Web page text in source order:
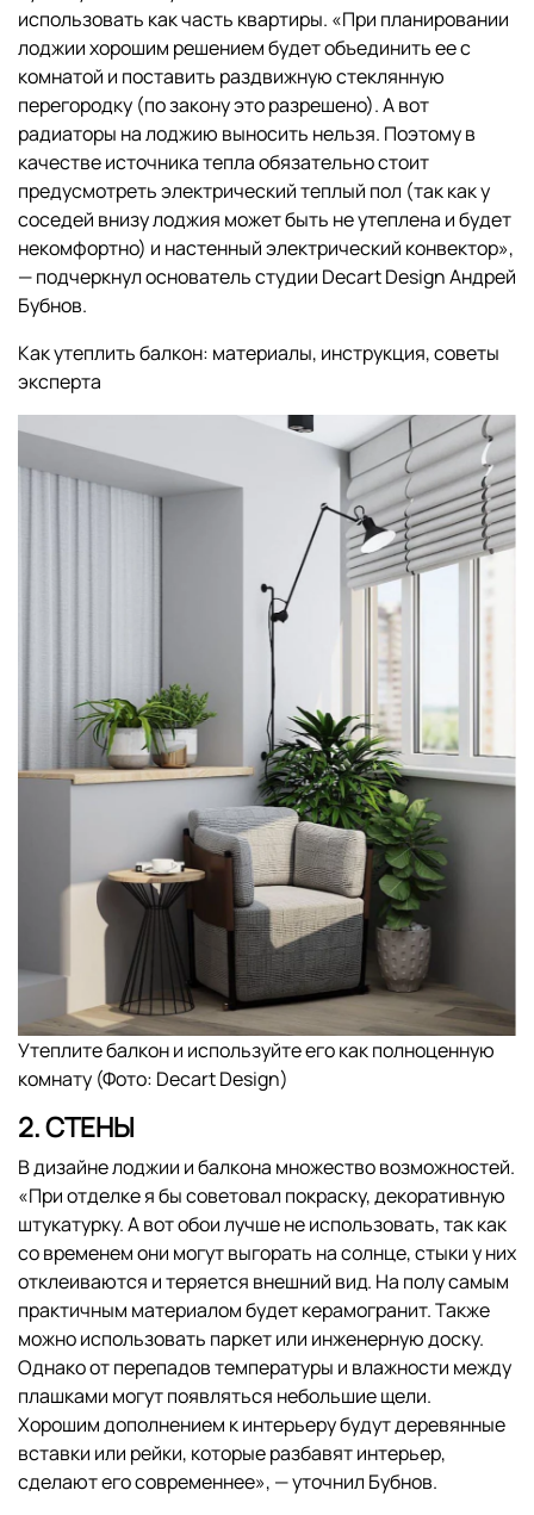
использовать как часть квартиры. «При планировании
лоджии хорошим решением будет объединить ее с
комнатой и поставить раздвижную стеклянную
перегородку (по закону это разрешено). А вот
радиаторы на лоджию выносить нельзя. Поэтому в
качестве источника тепла обязательно стоит
предусмотреть электрический теплый пол (так как у
соседей внизу лоджия может быть не утеплена и будет
некомфортно) и настенный электрический конвектор»,
— подчеркнул основатель студии Decart Design Андрей
Бубнов.
Как утеплить балкон: материалы, инструкция, советы
эксперта
Утеплите балкон и используйте его как полноценную
комнату (Фото: Decart Design)
2. СТЕНЫ
В дизайне лоджии и балкона множество возможностей.
«При отделке я бы советовал покраску, декоративную
штукатурку. А вот обои лучше не использовать, так как
со временем они могут выгорать на солнце, стыки у них
отклеиваются и теряется внешний вид. На полу самым
практичным материалом будет керамогранит. Также
можно использовать паркет или инженерную доску.
Однако от перепадов температуры и влажности между
плашками могут появляться небольшие щели.
Хорошим дополнением к интерьеру будут деревянные
вставки или рейки, которые разбавят интерьер,
сделают его современнее», — уточнил Бубнов.